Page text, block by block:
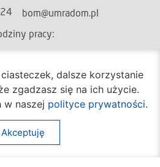
bom@umradom.pl
pracy:
– piątek
7:30 – 16:30
wydziały
7:30 – 15:30
dalsze korzystanie
zgadzasz się na ich użycie.
w naszej polityce prywatności.
Akceptuję